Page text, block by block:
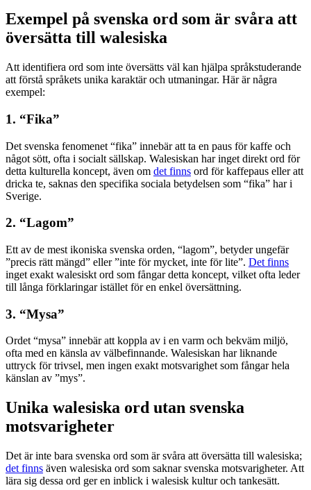
Exempel på svenska ord som är svåra att
översätta till walesiska
Att identifiera ord som inte översätts väl kan hjälpa språkstuderande
att förstå språkets unika karaktär och utmaningar. Här är några
exempel:
1. “Fika”
Det svenska fenomenet “fika” innebär att ta en paus för kaffe och
något sött, ofta i socialt sällskap. Walesiskan har inget direkt ord för
detta kulturella koncept, även om det finns ord för kaffepaus eller att
dricka te, saknas den specifika sociala betydelsen som “fika” har i
Sverige.
2. “Lagom”
Ett av de mest ikoniska svenska orden, “lagom”, betyder ungefär
”precis rätt mängd” eller ”inte för mycket, inte för lite”. Det finns
inget exakt walesiskt ord som fångar detta koncept, vilket ofta leder
till långa förklaringar istället för en enkel översättning.
3. “Mysa”
Ordet “mysa” innebär att koppla av i en varm och bekväm miljö,
ofta med en känsla av välbefinnande. Walesiskan har liknande
uttryck för trivsel, men ingen exakt motsvarighet som fångar hela
känslan av ”mys”.
Unika walesiska ord utan svenska
motsvarigheter
Det är inte bara svenska ord som är svåra att översätta till walesiska;
det finns även walesiska ord som saknar svenska motsvarigheter. Att
lära sig dessa ord ger en inblick i walesisk kultur och tankesätt.